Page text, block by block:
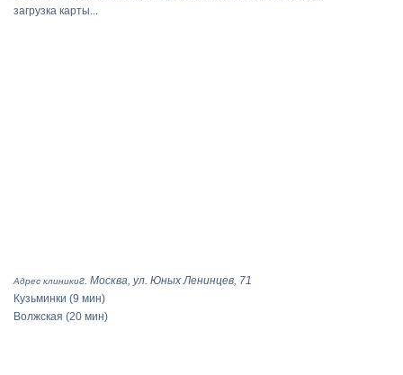
загрузка карты...
Адрес клиникиг. Москва, ул. Юных Ленинцев, 71
Кузьминки (9 мин)
Волжская (20 мин)